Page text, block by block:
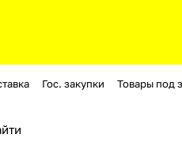
Гос. закупки Товары под